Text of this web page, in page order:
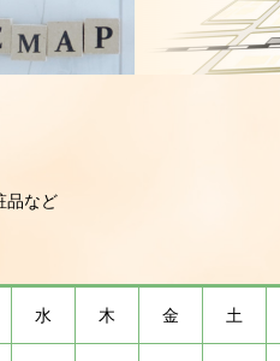
品など
水 木 金 土